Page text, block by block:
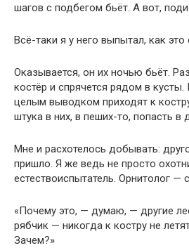
шагов с подбегом бьёт. А вот,
Всё-таки я у него выпытал, как это
Оказывается, он их ночью бьёт.
костёр и спрячется рядом в
целым выводком приходят к
штука в них, в пеших-то, попасть в
Мне и расхотелось добывать:
пришло. Я же ведь не просто
естествоиспытатель. Орнитолог —
«Почему это, — думаю, — другие
рябчик — никогда к костру не
Зачем?»